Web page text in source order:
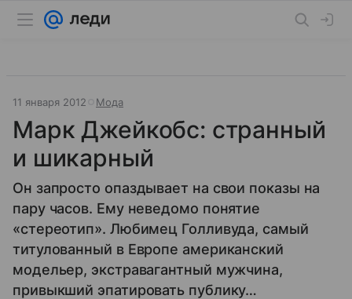
11 января 2012 Мода
Марк Джейкобс: странный
и шикарный
Он запросто опаздывает на свои показы на
пару часов. Ему неведомо понятие
«стереотип». Любимец Голливуда, самый
титулованный в Европе американский
модельер, экстравагантный мужчина,
привыкший эпатировать публику…